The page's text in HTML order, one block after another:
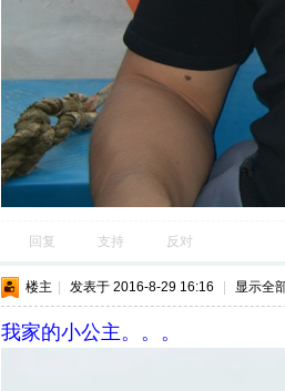
回复 支持 反对
楼主 发表于 2016-8-29 16:16 显示全
我家的小公主。。。